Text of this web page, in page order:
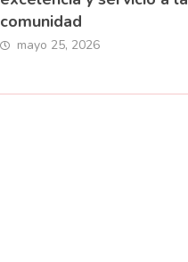
comunidad
mayo 25, 2026